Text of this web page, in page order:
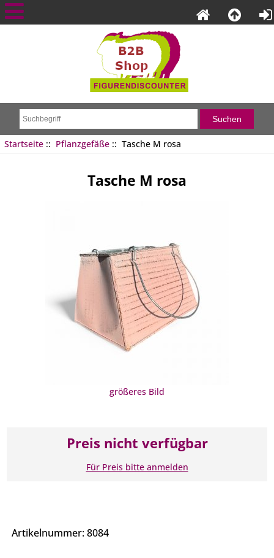
Startseite:: Pflanzgefäße:: Tasche M rosa
Tasche M rosa
größeres Bild
Preis nicht verfügbar
Für Preis bitte anmelden
Artikelnummer: 8084